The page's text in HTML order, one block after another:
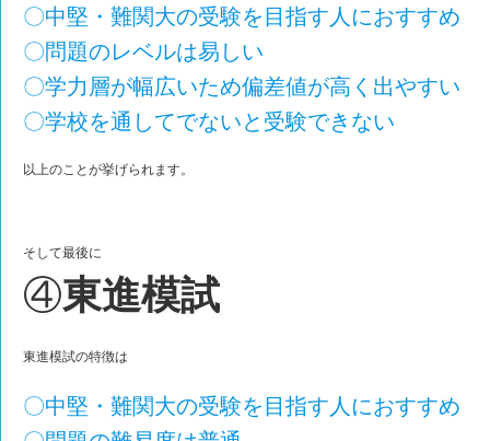
〇中堅・難関大の受験を目指す人におすすめ
〇問題のレベルは易しい
〇学力層が幅広いため偏差値が高く出やすい
〇学校を通してでないと受験できない
以上のことが挙げられます。
そして最後に
④東進模試
東進模試の特徴は
〇中堅・難関大の受験を目指す人におすすめ